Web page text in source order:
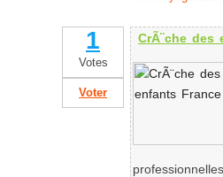
1
Votes
Voter
CrÃ¨che des